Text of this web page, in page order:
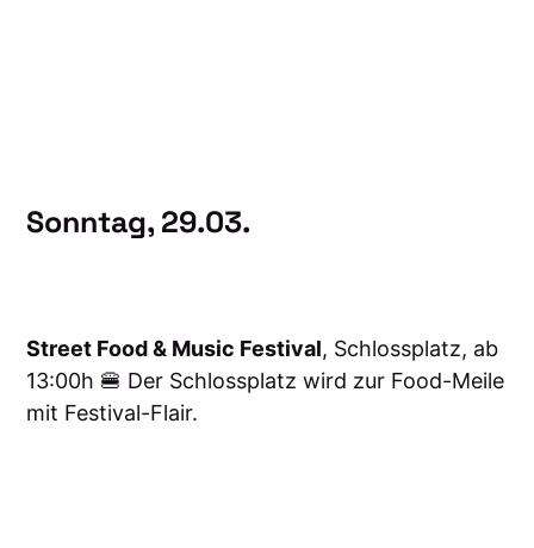
Sonntag, 29.03.
Street Food & Music Festival, Schlossplatz, ab
13:00h 🍔 Der Schlossplatz wird zur Food-Meile
mit Festival-Flair.